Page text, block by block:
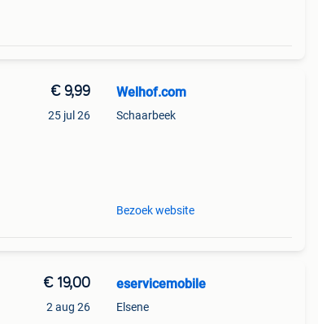
€ 9,99
25 jul 26
Welhof.com
Schaarbeek
Bezoek website
€ 19,00
2 aug 26
eservicemobile
Elsene